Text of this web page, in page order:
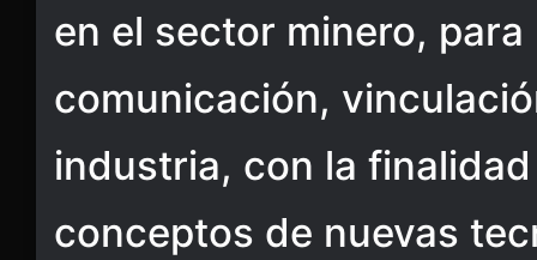
en el sector minero,
comunicación,
industria, con la
conceptos de nuevas